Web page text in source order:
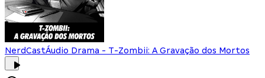
NerdCastÁudio Drama - T-Zombii: A Gravação dos Mortos